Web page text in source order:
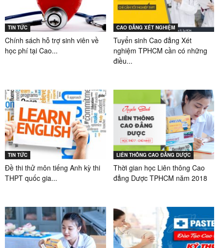
TIN TỨC
Chính sách hỗ trợ sinh viên về
học phí tại Cao...
CAO ĐẲNG XÉT NGHIỆM
Tuyển sinh Cao đẳng Xét
nghiệm TPHCM cần có những
điều...
TIN TỨC
Đề thi thử môn tiếng Anh kỳ thi
THPT quốc gia...
LIÊN THÔNG CAO ĐẲNG DƯỢC
Thời gian học Liên thông Cao
đẳng Dược TPHCM năm 2018